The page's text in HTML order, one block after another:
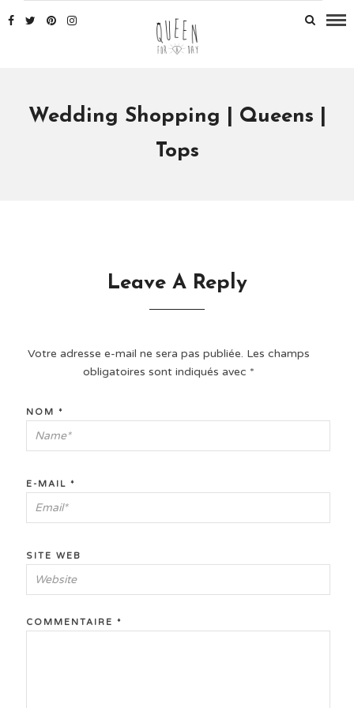
Wedding Shopping | Queens |
Tops
Leave A Reply
Votre adresse e-mail ne sera pas publiée. Les champs
obligatoires sont indiqués avec *
NOM *
E-MAIL *
SITE WEB
COMMENTAIRE *